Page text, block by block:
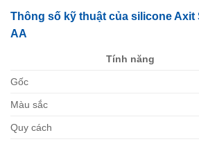
Thông số kỹ thuật của silicone Axit
AA
Tính năng
Gốc
Màu sắc
Quy cách